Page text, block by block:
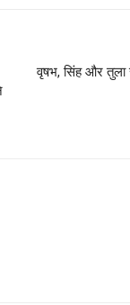
वृषभ, सिंह और तुला